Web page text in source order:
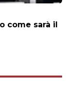
come sarà il